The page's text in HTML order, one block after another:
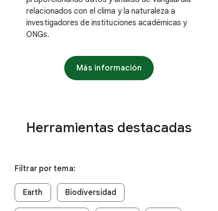
relacionados con el clima y la naturaleza a
investigadores de instituciones académicas y
ONGs.
Más información
Herramientas destacadas
Filtrar por tema:
Earth Biodiversidad